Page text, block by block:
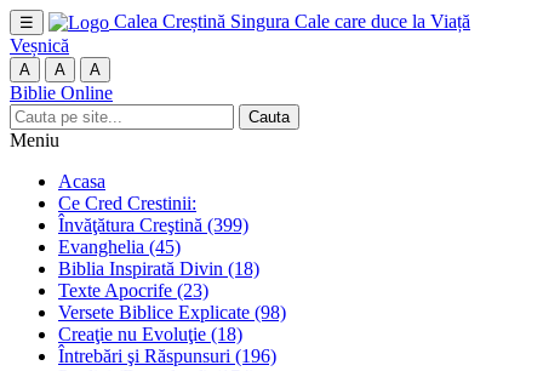
☰ Calea Creștină Singura Cale care duce la Viață
Veșnică
A A A
Biblie Online
Cauta
Meniu
Acasa
Ce Cred Crestinii:
Învăţătura Creştină (399)
Evanghelia (45)
Biblia Inspirată Divin (18)
Texte Apocrife (23)
Versete Biblice Explicate (98)
Creaţie nu Evoluţie (18)
Întrebări şi Răspunsuri (196)